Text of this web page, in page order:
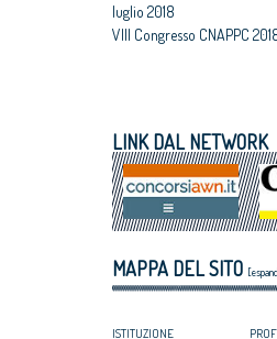
luglio 2018
VIII Congresso CNAPPC
luglio 2018
VIII Congresso CNAPPC
luglio 2018
LINK DAL NETWORK
MAPPA DEL SITO
ISTITUZIONE